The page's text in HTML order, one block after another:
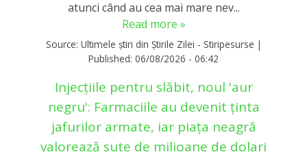
atunci când au cea mai mare nev...
Read more »
Source: Ultimele știri din Știrile Zilei - Stiripesurse |
Published: 06/08/2026 - 06:42
Injecțiile pentru slăbit, noul 'aur
negru': Farmaciile au devenit ținta
jafurilor armate, iar piața neagră
valorează sute de milioane de dolari